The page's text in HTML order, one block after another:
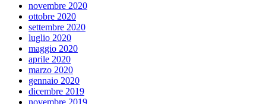
novembre 2020
ottobre 2020
settembre 2020
luglio 2020
maggio 2020
aprile 2020
marzo 2020
gennaio 2020
dicembre 2019
novembre 2019